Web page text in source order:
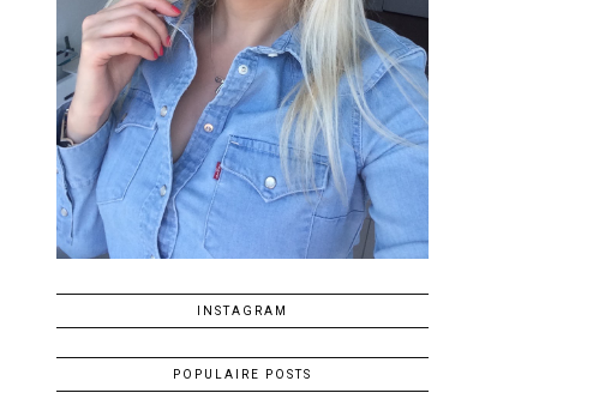
INSTAGRAM
POPULAIRE POSTS